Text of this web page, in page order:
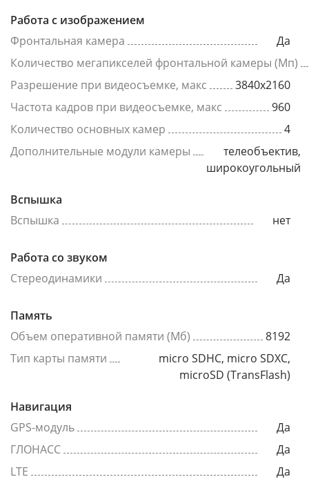
Работа с изображением
Фронтальная камера
Да
Количество мегапикселей фронтальной камеры (Мп)
Разрешение при видеосъемке, макс
3840x2160
Частота кадров при видеосъемке, макс
960
Количество основных камер
4
Дополнительные модули камеры
телеобъектив,
широкоугольный
Вспышка
Вспышка
нет
Работа со звуком
Стереодинамики
Да
Память
Объем оперативной памяти (Мб)
8192
Тип карты памяти
micro SDHC, micro SDXC,
microSD (TransFlash)
Навигация
GPS-модуль
Да
ГЛОНАСС
Да
LTE
Да